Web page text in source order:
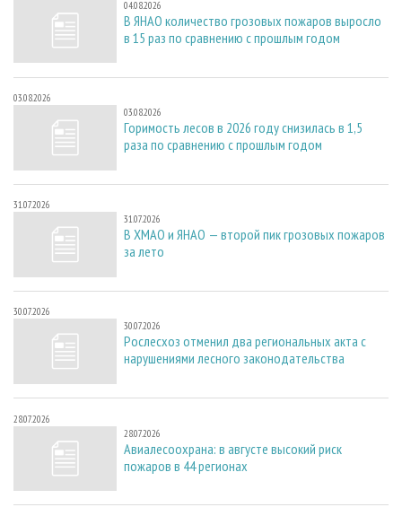
04.08.2026
В ЯНАО количество грозовых пожаров выросло
в 15 раз по сравнению с прошлым годом
03.08.2026
03.08.2026
Горимость лесов в 2026 году снизилась в 1,5
раза по сравнению с прошлым годом
31.07.2026
31.07.2026
В ХМАО и ЯНАО — второй пик грозовых пожаров
за лето
30.07.2026
30.07.2026
Рослесхоз отменил два региональных акта с
нарушениями лесного законодательства
28.07.2026
28.07.2026
Авиалесоохрана: в августе высокий риск
пожаров в 44 регионах